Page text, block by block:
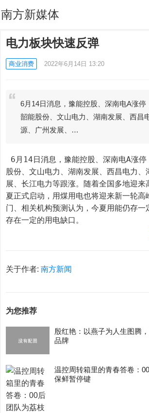
南方新媒体
电力板块快速反弹
商业消费 2022年6月14日 13:20
6月14日消息，豫能控股、深南电A涨停
韶能股份、文山电力、湖南发展、西昌
源、广州发展、…
股份、文山电力、湖南发展、西昌电力、
展、长江电力等跟涨。随着全国多地迎来
夏正式启动，用煤用电也将迎来新一轮高
门、相关机构预测认为，今夏用能仍存一
存在一定的用电缺口。
关于作者:南方新闻
为您推荐
殷红艳：以燕子为人生图腾
品牌
温控周转箱里的青春答卷：
保鲜暂停键